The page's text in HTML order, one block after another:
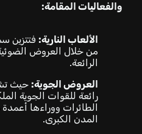
والفعاليات المقامة:
الألعاب النارية: فتتزين
من خلال العروض الضوئية
الرائعة.
العروض الجوية: حيث
رائعة للقوات الجوية
الطائرات ووراءها
المدن الكبرى.